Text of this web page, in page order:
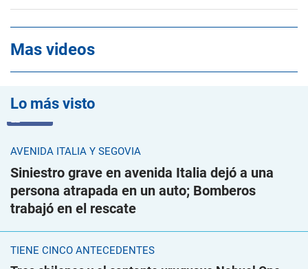
Mas videos
Lo más visto
AVENIDA ITALIA Y SEGOVIA
Siniestro grave en avenida Italia dejó a una
persona atrapada en un auto; Bomberos
trabajó en el rescate
TIENE CINCO ANTECEDENTES